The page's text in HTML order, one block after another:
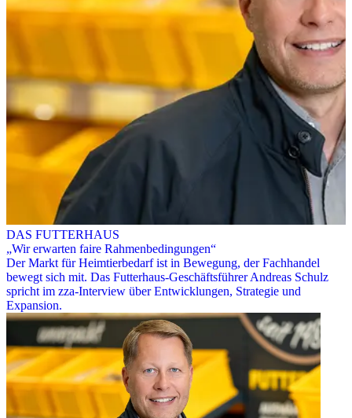
DAS FUTTERHAUS
„Wir erwarten faire Rahmenbedingungen“
Der Markt für Heimtierbedarf ist in Bewegung, der Fachhandel
bewegt sich mit. Das Futterhaus-Geschäftsführer Andreas Schulz
spricht im zza-Interview über Entwicklungen, Strategie und
Expansion.